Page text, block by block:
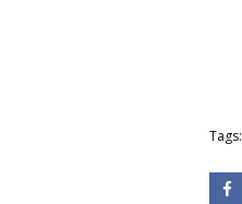
Tags: